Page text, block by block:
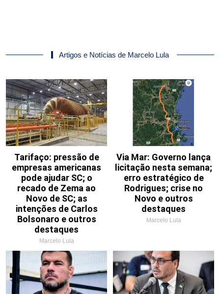
Artigos e Notícias de Marcelo Lula
Tarifaço: pressão de
empresas americanas
pode ajudar SC; o
recado de Zema ao
Novo de SC; as
intenções de Carlos
Bolsonaro e outros
destaques
Marcelo Lula
Via Mar: Governo lança
licitação nesta semana;
erro estratégico de
Rodrigues; crise no
Novo e outros
destaques
Marcelo Lula